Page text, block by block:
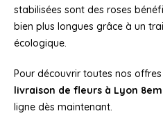
stabilisées sont des roses
bien plus longues grâce à un
écologique.
Pour découvrir toutes nos
livraison de fleurs à Lyon
ligne dès maintenant.